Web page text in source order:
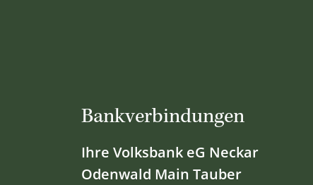
Bankverbindungen
Ihre Volksbank eG Neckar
Odenwald Main Tauber